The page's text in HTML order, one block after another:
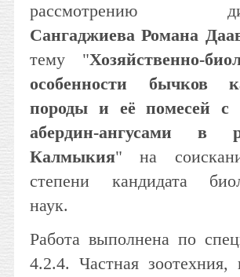
рассмотрению
Сангаджиева Романа
тему "Хозяйственно-
особенности бычков
породы и её помесей с
абердин-ангусами в
Калмыкия" на
степени кандидата
наук.
Работа выполнена по
4.2.4. Частная зоотехния,